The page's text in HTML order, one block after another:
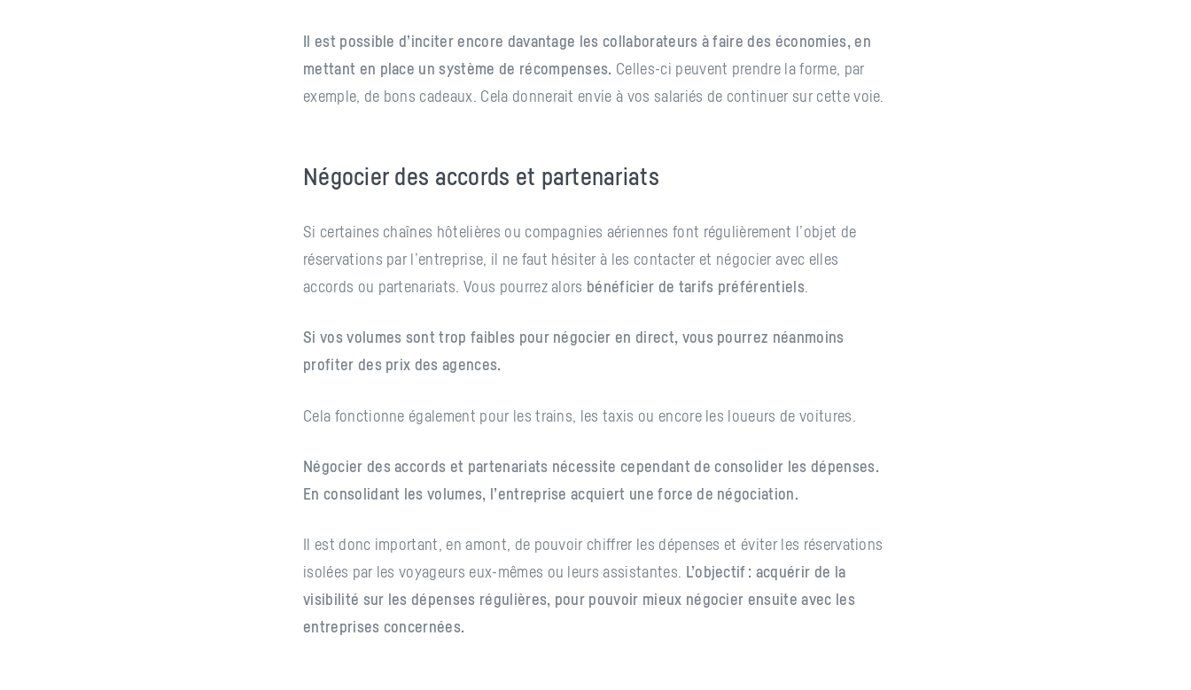
Il est possible d’inciter encore davantage les collaborateurs à faire des économies, en
mettant en place un système de récompenses. Celles-ci peuvent prendre la forme, par
exemple, de bons cadeaux. Cela donnerait envie à vos salariés de continuer sur cette voie.
Négocier des accords et partenariats
Si certaines chaînes hôtelières ou compagnies aériennes font régulièrement l’objet de
réservations par l’entreprise, il ne faut hésiter à les contacter et négocier avec elles
accords ou partenariats. Vous pourrez alors bénéficier de tarifs préférentiels.
Si vos volumes sont trop faibles pour négocier en direct, vous pourrez néanmoins
profiter des prix des agences.
Cela fonctionne également pour les trains, les taxis ou encore les loueurs de voitures.
Négocier des accords et partenariats nécessite cependant de consolider les dépenses.
En consolidant les volumes, l’entreprise acquiert une force de négociation.
Il est donc important, en amont, de pouvoir chiffrer les dépenses et éviter les réservations
isolées par les voyageurs eux-mêmes ou leurs assistantes. L’objectif : acquérir de la
visibilité sur les dépenses régulières, pour pouvoir mieux négocier ensuite avec les
entreprises concernées.